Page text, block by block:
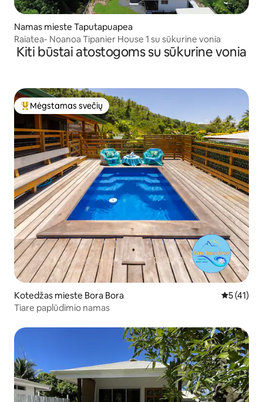
Namas mieste Taputapuapea
Raiatea- Noanoa Tipanier House 1 su sūkurine vonia
Kiti būstai atostogoms su sūkurine vonia
Svečių mėgstamiausias
Mėgstamas svečių
Kotedžas mieste Bora Bora Vidutinis
5 (41)
Tiare paplūdimio namas